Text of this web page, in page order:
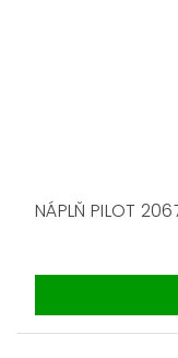
NÁPLŇ PILOT